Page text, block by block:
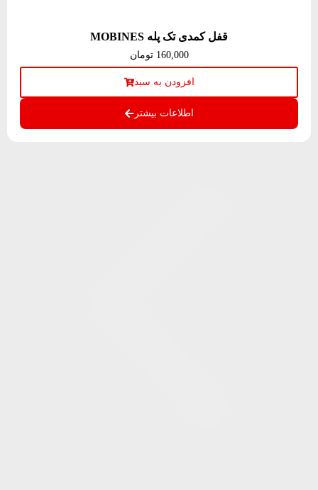
قفل کمدی تک پله MOBINES
160,000 تومان
افزودن به سبد
اطلاعات بیشتر